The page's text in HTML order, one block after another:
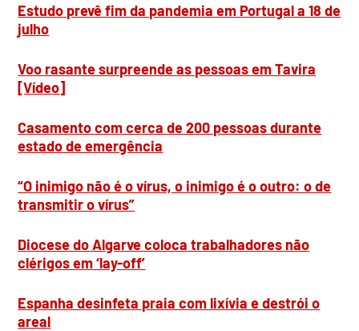
Estudo prevê fim da pandemia em Portugal a 18 de
julho
Voo rasante surpreende as pessoas em Tavira
[Vídeo]
Casamento com cerca de 200 pessoas durante
estado de emergência
“O inimigo não é o vírus, o inimigo é o outro: o de
transmitir o vírus”
Diocese do Algarve coloca trabalhadores não
clérigos em ‘lay-off’
Espanha desinfeta praia com lixívia e destrói o
areal